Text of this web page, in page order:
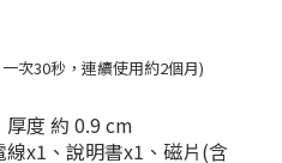
次30秒，連續使用約2個月)
度 約 0.9 cm
x1、說明書x1、磁片(含